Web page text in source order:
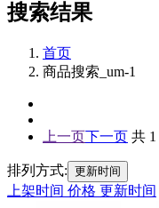
搜索结果
首页
商品搜索_um-1
上一页下一页 共 1
排列方式: 更新时间
上架时间 价格 更新时间